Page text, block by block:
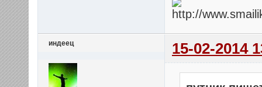
индеец 15-02-2014